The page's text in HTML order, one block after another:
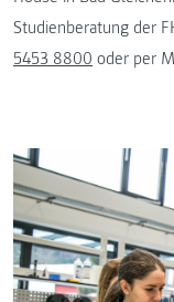
Studienberatung der
5453 8800 oder per